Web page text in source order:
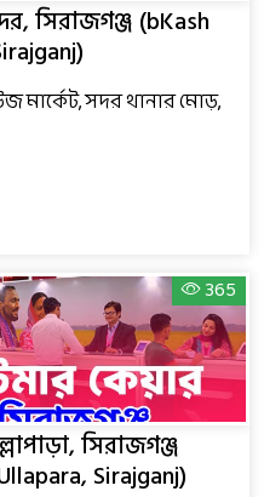
সিরাজগঞ্জ (bKash
মার্কেট, সদর থানার মোড়,
365
সিরাজগঞ্জ
Sirajganj)